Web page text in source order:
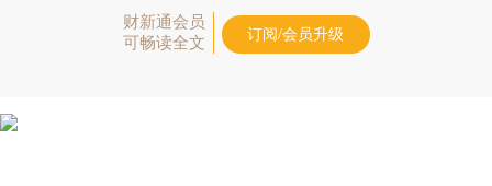
财新通会员
可畅读全文
订阅/会员升级